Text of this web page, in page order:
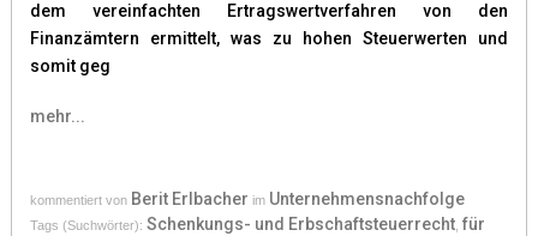
dem vereinfachten Ertragswertverfahren von den
Finanzämtern ermittelt, was zu hohen Steuerwerten und
somit geg
mehr...
kommentiert von Berit Erlbacher im Unternehmensnachfolge
Tags (Suchwörter): Schenkungs- und Erbschaftsteuerrecht, für